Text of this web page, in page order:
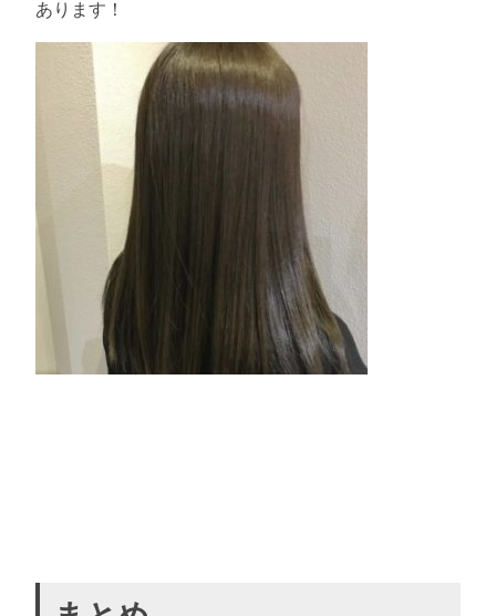
あります！